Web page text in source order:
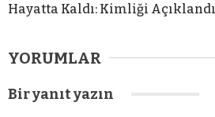
Hayatta Kaldı: Kimliği Açıklandı
YORUMLAR
Bir yanıt yazın